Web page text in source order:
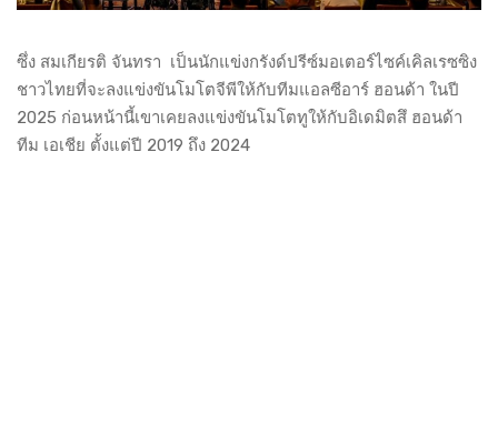
ซึ่ง สมเกียรติ จันทรา เป็นนักแข่งกรังด์ปรีซ์มอเตอร์ไซค์เคิลเรซซิง
ชาวไทยที่จะลงแข่งขันโมโตจีพีให้กับทีมแอลซีอาร์ ฮอนด้า ในปี
2025 ก่อนหน้านี้เขาเคยลงแข่งขันโมโตทูให้กับอิเดมิตสึ ฮอนด้า
ทีม เอเชีย ตั้งแต่ปี 2019 ถึง 2024